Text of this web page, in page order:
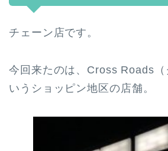
チェーン店です。
今回来たのは、Cross Roads（
いうショッピン地区の店舗。